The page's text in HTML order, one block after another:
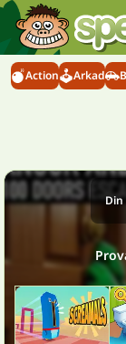
Action Arkad
Din